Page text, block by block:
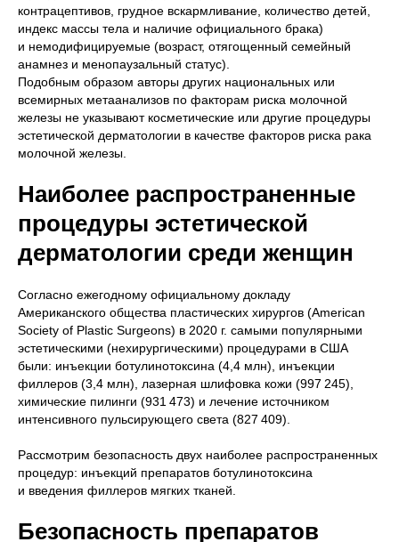
контрацептивов, грудное вскармливание, количество детей,
индекс массы тела и наличие официального брака)
и немодифицируемые (возраст, отягощенный семейный
анамнез и менопаузальный статус).
Подобным образом авторы других национальных или
всемирных метаанализов по факторам риска молочной
железы не указывают косметические или другие процедуры
эстетической дерматологии в качестве факторов риска рака
молочной железы.
Наиболее распространенные
процедуры эстетической
дерматологии среди женщин
Согласно ежегодному официальному докладу
Американского общества пластических хирургов (American
Society of Plastic Surgeons) в 2020 г. самыми популярными
эстетическими (нехирургическими) процедурами в США
были: инъекции ботулинотоксина (4,4 млн), инъекции
филлеров (3,4 млн), лазерная шлифовка кожи (997 245),
химические пилинги (931 473) и лечение источником
интенсивного пульсирующего света (827 409).
Рассмотрим безопасность двух наиболее распространенных
процедур: инъекций препаратов ботулинотоксина
и введения филлеров мягких тканей.
Безопасность препаратов